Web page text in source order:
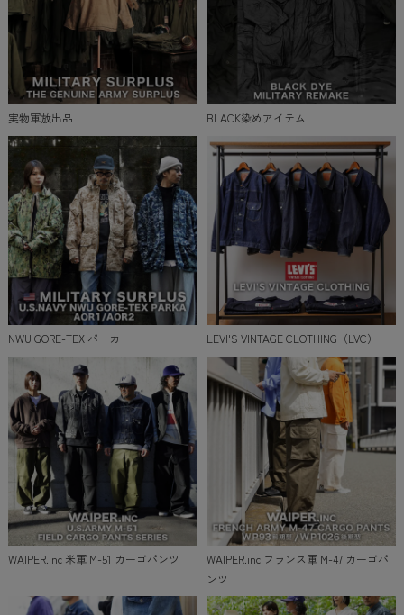
実物軍放出品 BLACK染めアイテム
NWU GORE-TEX パーカ LEVI'S VINTAGE CLOTHING（LVC）
WAIPER.inc 米軍 M-51 カーゴパンツ
WAIPER.inc フランス軍 M-47 カーゴパ
ンツ